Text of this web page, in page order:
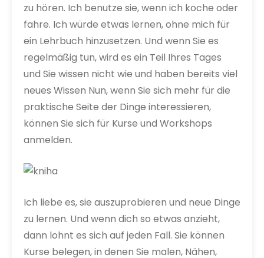
zu hören. Ich benutze sie, wenn ich koche oder
fahre. Ich würde etwas lernen, ohne mich für
ein Lehrbuch hinzusetzen. Und wenn Sie es
regelmäßig tun, wird es ein Teil Ihres Tages
und Sie wissen nicht wie und haben bereits viel
neues Wissen Nun, wenn Sie sich mehr für die
praktische Seite der Dinge interessieren,
können Sie sich für Kurse und Workshops
anmelden.
Ich liebe es, sie auszuprobieren und neue Dinge
zu lernen. Und wenn dich so etwas anzieht,
dann lohnt es sich auf jeden Fall. Sie können
Kurse belegen, in denen Sie malen, Nähen,